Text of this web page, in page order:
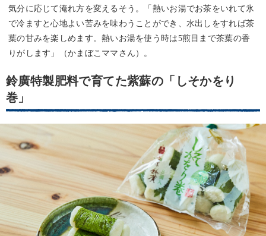
気分に応じて淹れ方を変えるそう。「熱いお湯でお茶をいれて氷
で冷ますと心地よい苦みを味わうことができ、水出しをすれば茶
葉の甘みを楽しめます。熱いお湯を使う時は5煎目まで茶葉の香
りがします」（かまぼこママさん）。
鈴廣特製肥料で育てた紫蘇の「しそかをり
巻」